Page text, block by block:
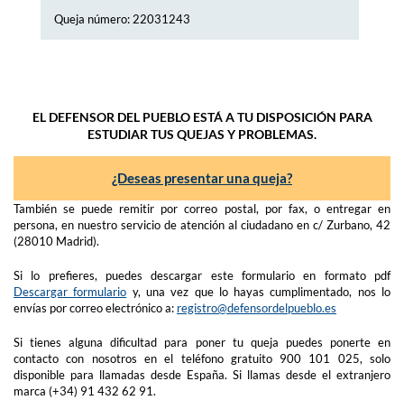
Queja número: 22031243
EL DEFENSOR DEL PUEBLO ESTÁ A TU DISPOSICIÓN PARA
ESTUDIAR TUS QUEJAS Y PROBLEMAS.
¿Deseas presentar una queja?
También se puede remitir por correo postal, por fax, o entregar en
persona, en nuestro servicio de atención al ciudadano en c/ Zurbano, 42
(28010 Madrid).
Si lo prefieres, puedes descargar este formulario en formato pdf
Descargar formulario y, una vez que lo hayas cumplimentado, nos lo
envías por correo electrónico a: registro@defensordelpueblo.es
Si tienes alguna dificultad para poner tu queja puedes ponerte en
contacto con nosotros en el teléfono gratuito 900 101 025, solo
disponible para llamadas desde España. Si llamas desde el extranjero
marca (+34) 91 432 62 91.